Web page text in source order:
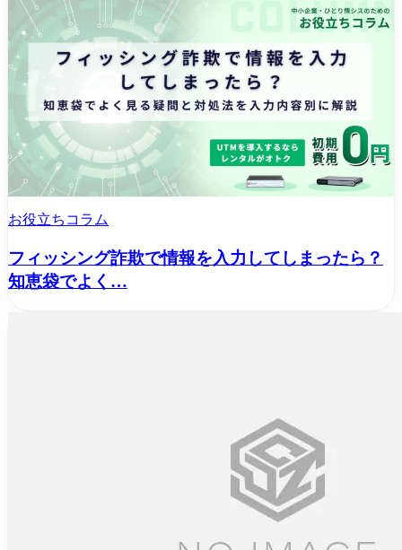
お役立ちコラム
フィッシング詐欺で情報を入力してしまったら？
知恵袋でよく…